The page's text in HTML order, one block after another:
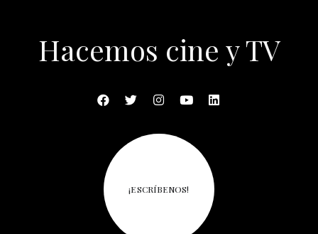
Hacemos cine y TV
¡ESCRÍBENOS!